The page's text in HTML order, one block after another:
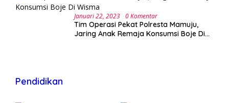
Januari 22, 2023 0 Komentar
Tim Operasi Pekat Polresta Mamuju,
Jaring Anak Remaja Konsumsi Boje Di
Pendidikan